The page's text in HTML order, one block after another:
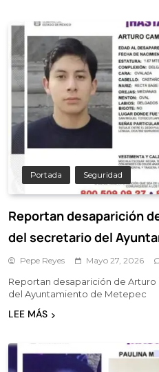
Portada Seguridad
Reportan desaparición
del secretario del
Pepe Reyes Mayo 27, 2026
Reportan desaparición de
del Ayuntamiento de Metepec
LEE MÁS